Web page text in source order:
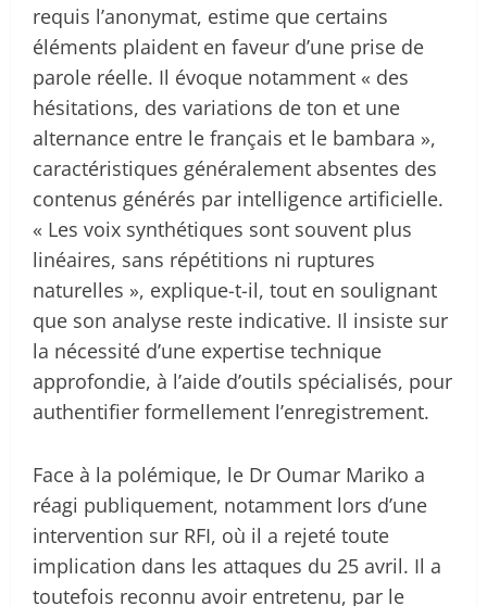
requis l’anonymat, estime que certains
éléments plaident en faveur d’une prise de
parole réelle. Il évoque notamment « des
hésitations, des variations de ton et une
alternance entre le français et le bambara »,
caractéristiques généralement absentes des
contenus générés par intelligence artificielle.
« Les voix synthétiques sont souvent plus
linéaires, sans répétitions ni ruptures
naturelles », explique-t-il, tout en soulignant
que son analyse reste indicative. Il insiste sur
la nécessité d’une expertise technique
approfondie, à l’aide d’outils spécialisés, pour
authentifier formellement l’enregistrement.
Face à la polémique, le Dr Oumar Mariko a
réagi publiquement, notamment lors d’une
intervention sur RFI, où il a rejeté toute
implication dans les attaques du 25 avril. Il a
toutefois reconnu avoir entretenu, par le